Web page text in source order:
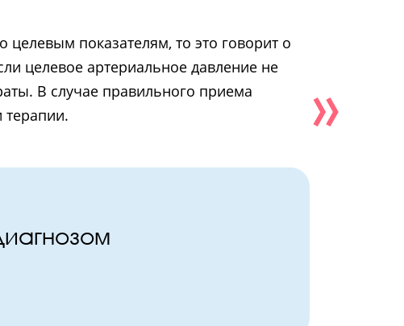
показателям, то это говорит о
целевое артериальное давление не
В случае правильного приема
терапии.